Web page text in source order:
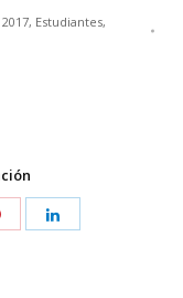
, Estudiantes,